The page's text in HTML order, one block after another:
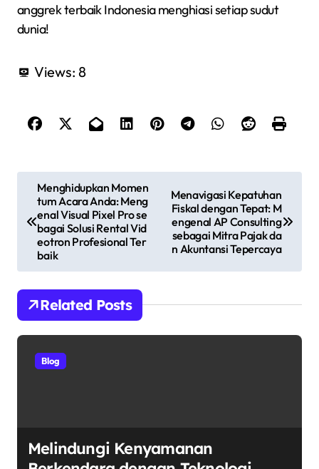
anggrek terbaik Indonesia menghiasi setiap sudut
dunia!
Views: 8
a
i
g
a
o
Menghidupkan Momen
tum Acara Anda: Meng
enal Visual Pixel Pro se
bagai Solusi Rental Vid
eotron Profesional Ter
baik
Menavigasi Kepatuhan
Fiskal dengan Tepat: M
engenal AP Consulting
sebagai Mitra Pajak da
n Akuntansi Tepercaya
Related Posts
Blog
Melindungi Kenyamanan